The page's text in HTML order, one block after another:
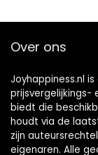
Over ons
Joyhappiness.nl
prijsvergelijkings-
biedt die
houdt via de
zijn
eigenaren. Alle